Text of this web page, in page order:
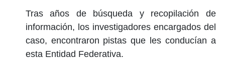
Tras años de búsqueda y recopilación de
información, los investigadores encargados del
caso, encontraron pistas que les conducían a
esta Entidad Federativa.